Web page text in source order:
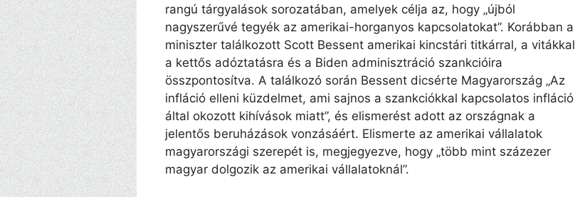
rangú tárgyalások sorozatában, amelyek célja az, hogy „újból
nagyszerűvé tegyék az amerikai-horganyos kapcsolatokat”. Korábban a
miniszter találkozott Scott Bessent amerikai kincstári titkárral, a vitákkal
a kettős adóztatásra és a Biden adminisztráció szankcióira
összpontosítva. A találkozó során Bessent dicsérte Magyarország „Az
infláció elleni küzdelmet, ami sajnos a szankciókkal kapcsolatos infláció
által okozott kihívások miatt”, és elismerést adott az országnak a
jelentős beruházások vonzásáért. Elismerte az amerikai vállalatok
magyarországi szerepét is, megjegyezve, hogy „több mint százezer
magyar dolgozik az amerikai vállalatoknál”.